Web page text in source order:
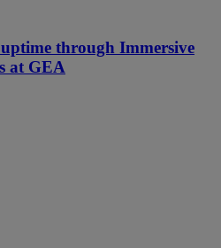
through Immersive
at GEA